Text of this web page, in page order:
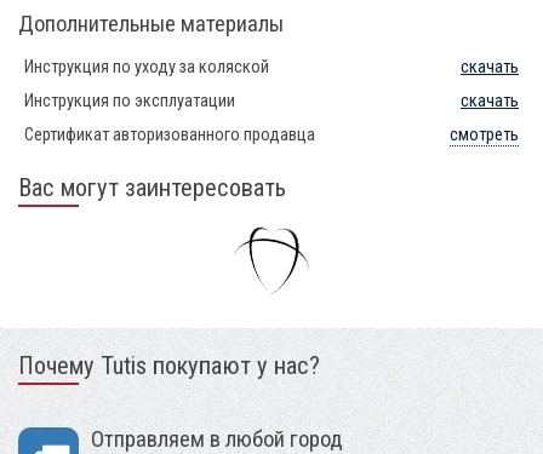
Дополнительные материалы
Инструкция по уходу за коляской
скачать
Инструкция по эксплуатации
скачать
Сертификат авторизованного продавца
смотреть
Вас могут заинтересовать
Почему Tutis покупают у нас?
Отправляем в любой город